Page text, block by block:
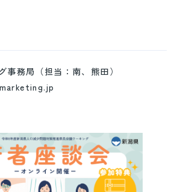
事務局（担当：南、熊田）